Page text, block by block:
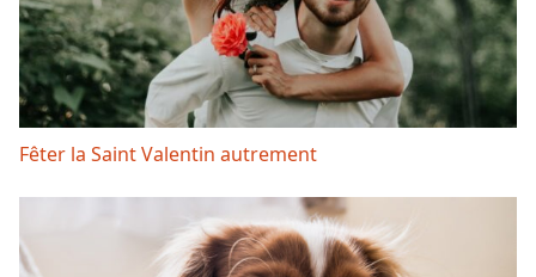
Fêter la Saint Valentin autrement